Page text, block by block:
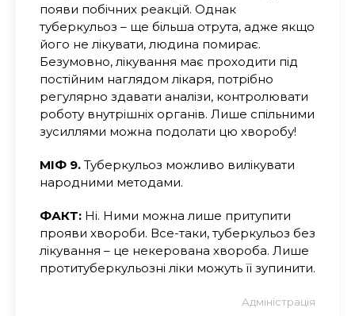
появи побічних реакцій. Однак
туберкульоз – ще більша отрута, адже якщо
його не лікувати, людина помирає.
Безумовно, лікування має проходити під
постійним наглядом лікаря, потрібно
регулярно здавати аналізи, контролювати
роботу внутрішніх органів. Лише спільними
зусиллями можна подолати цю хворобу!
МІФ 9. Туберкульоз можливо вилікувати
народними методами.
ФАКТ: Ні. Ними можна лише притупити
прояви хвороби. Все-таки, туберкульоз без
лікування – це некерована хвороба. Лише
протитуберкульозні ліки можуть її зупинити.
Адміністрація